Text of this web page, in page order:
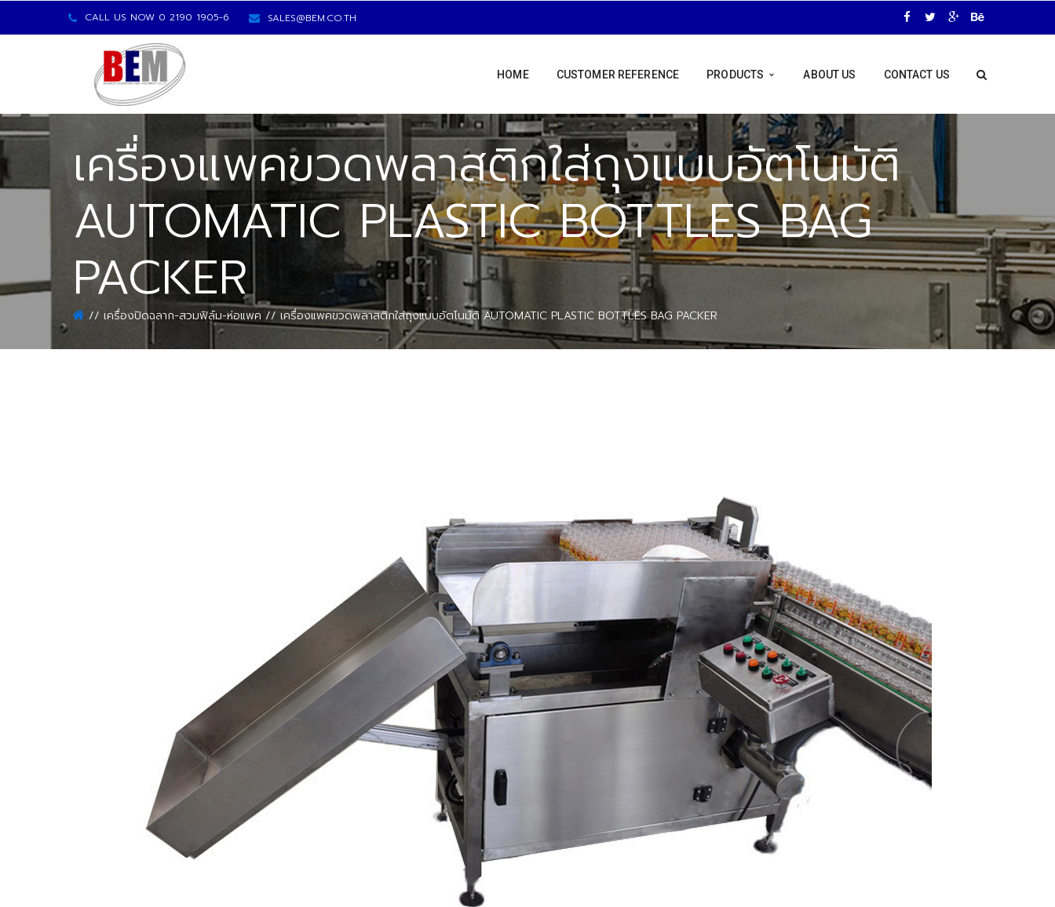
CALL US NOW 0 2190 1905-6 SALES@BEM.CO.TH
HOME CUSTOMER REFERENCE PRODUCTS ABOUT US CONTACT US
เครื่องแพคขวดพลาสติกใส่ถุงแบบอัตโนมัติ
AUTOMATIC PLASTIC BOTTLES BAG
PACKER
เครื่องปิดฉลาก-สวมฟิล์ม-ห่อแพค เครื่องแพคขวดพลาสติกใส่ถุงแบบอัตโนมัติ AUTOMATIC PLASTIC BOTTLES BAG PACKER